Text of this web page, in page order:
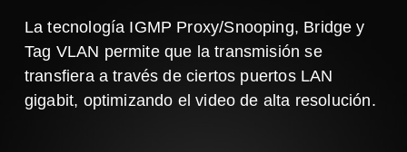
La tecnología IGMP Proxy/Snooping, Bridge y
Tag VLAN permite que la transmisión se
transfiera a través de ciertos puertos LAN
gigabit, optimizando el video de alta resolución.